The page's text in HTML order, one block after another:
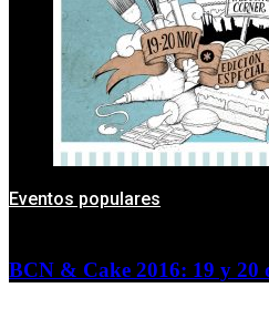
Eventos populares
BCN & Cake 2016: 19 y 20